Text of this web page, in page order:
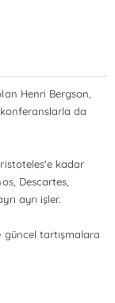
Henri Bergson,
konferanslarla da
kadar
Descartes,
ayrı işler.
güncel tartışmalara